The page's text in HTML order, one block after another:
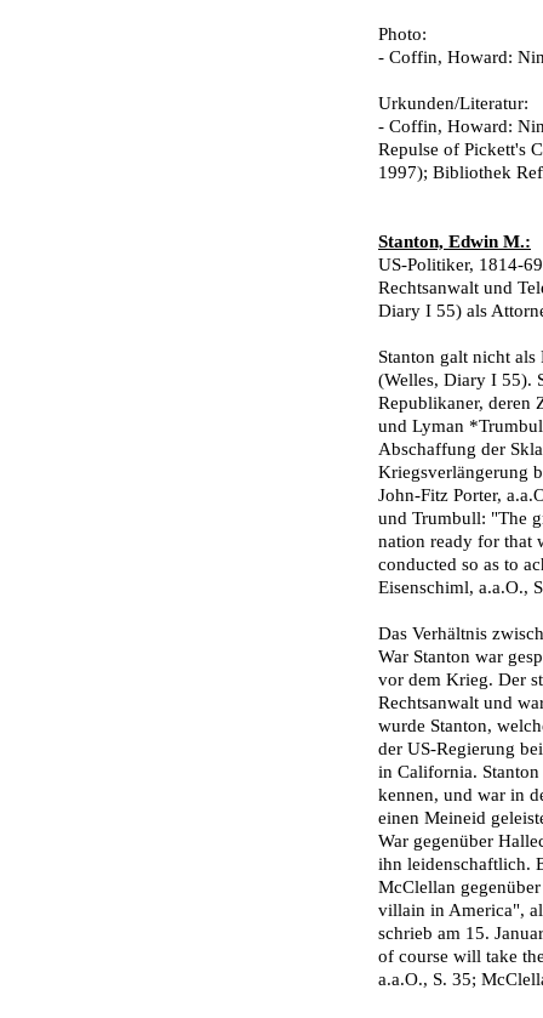
Photo:
- Coffin, Howard:
Urkunden/Literatur:
- Coffin, Howard:
Repulse of Pickett's
1997); Bibliothek
Stanton, Edwin M.:
US-Politiker, 1814-
Rechtsanwalt und
Diary I 55) als
Stanton galt nicht als
(Welles, Diary I 55).
Republikaner, deren
und Lyman
Abschaffung der
Kriegsverlängerung
John-Fitz Porter,
und Trumbull: "The
nation ready for that
conducted so as to
Eisenschiml, a.a.O.,
Das Verhältnis
War Stanton war
vor dem Krieg. Der
Rechtsanwalt und
wurde Stanton,
der US-Regie­rung
in California.
kennen, und war in
einen Meineid
War gegenüber
ihn leidenschaftlich.
McClellan
villain in America",
schrieb am 15.
of course will take
a.a.O., S. 35;